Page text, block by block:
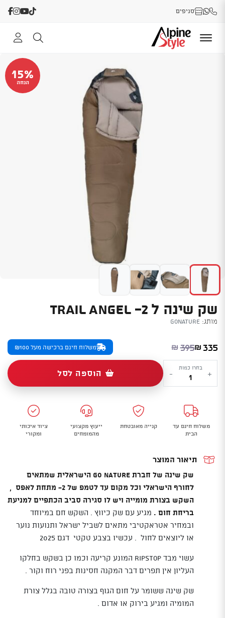
סניפים
שק שינה ל 2- TRAIL ANGEL
מותג: GoNature
15%
הנחה
₪ 395
המחיר המקורי היה: ₪395.
₪ 335
המחיר הנוכחי הוא: ₪335. משלוח חינם ברכישה מעל ₪100
+
כמות
של
שינה
ל
2-
Angel
בחרו כמות
- הוספה לסל
משלוח חינם עד
הבית
קנייה מאובטחת
ייעוץ מקצועי
מהמומחים
ציוד איכותי
ומקורי
תיאור המוצר
שק שינה של חברת go nature הישראלית שמתאים
לחורף הישראלי וכל מקום עד לטמפ של 2- מתחת לאפס ,
השקש בצורת מומייה ויש לו סגירה סביב הכתפיים למניעת
בריחת חום . מגיע עם שק כיווץ . השקש חם במיוחד
ובמחיר אטראקטיבי מתאים לשביל ישראל ותנועות נוער
או ליוצאים לחול . עכשיו בצבע טקטי דגם 2025
עשוי מבד ripstop המונע קריעה וכמו כן בשקש בחלקו
העליון אין תפרים דבר המקנה חסינות בפני רוח וקור .
שק שינה ששומר על חום הגוף בצורה טובה בגלל צורת
המומיה ומגיע בירוק או אדום .